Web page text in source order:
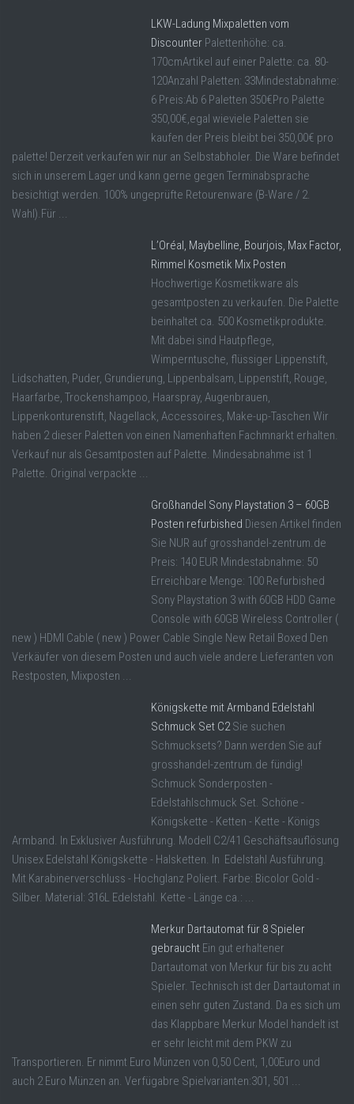
LKW-Ladung Mixpaletten vom
Discounter Palettenhöhe: ca.
170cmArtikel auf einer Palette: ca. 80-
120Anzahl Paletten: 33Mindestabnahme:
6 Preis:Ab 6 Paletten 350€Pro Palette
350,00€,egal wieviele Paletten sie
kaufen der Preis bleibt bei 350,00€ pro
palette! Derzeit verkaufen wir nur an Selbstabholer. Die Ware befindet
sich in unserem Lager und kann gerne gegen Terminabsprache
besichtigt werden. 100% ungeprüfte Retourenware (B-Ware / 2.
Wahl).Für ...
L’Oréal, Maybelline, Bourjois, Max Factor,
Rimmel Kosmetik Mix Posten
Hochwertige Kosmetikware als
gesamtposten zu verkaufen. Die Palette
beinhaltet ca. 500 Kosmetikprodukte.
Mit dabei sind Hautpflege,
Wimperntusche, flüssiger Lippenstift,
Lidschatten, Puder, Grundierung, Lippenbalsam, Lippenstift, Rouge,
Haarfarbe, Trockenshampoo, Haarspray, Augenbrauen,
Lippenkonturenstift, Nagellack, Accessoires, Make-up-Taschen Wir
haben 2 dieser Paletten von einen Namenhaften Fachmnarkt erhalten.
Verkauf nur als Gesamtposten auf Palette. Mindesabnahme ist 1
Palette. Original verpackte ...
Großhandel Sony Playstation 3 – 60GB
Posten refurbished Diesen Artikel finden
Sie NUR auf grosshandel-zentrum.de
Preis: 140 EUR Mindestabnahme: 50
Erreichbare Menge: 100 Refurbished
Sony Playstation 3 with 60GB HDD Game
Console with 60GB Wireless Controller (
new ) HDMI Cable ( new ) Power Cable Single New Retail Boxed Den
Verkäufer von diesem Posten und auch viele andere Lieferanten von
Restposten, Mixposten ...
Königskette mit Armband Edelstahl
Schmuck Set C2 Sie suchen
Schmucksets? Dann werden Sie auf
grosshandel-zentrum.de fündig!
Schmuck Sonderposten -
Edelstahlschmuck Set. Schöne -
Königskette - Ketten - Kette - Königs
Armband. In Exklusiver Ausführung. Modell C2/41 Geschäftsauflösung
Unisex Edelstahl Königskette - Halsketten. In Edelstahl Ausführung.
Mit Karabinerverschluss - Hochglanz Poliert. Farbe: Bicolor Gold -
Silber. Material: 316L Edelstahl. Kette - Länge ca.: ...
Merkur Dartautomat für 8 Spieler
gebraucht Ein gut erhaltener
Dartautomat von Merkur für bis zu acht
Spieler. Technisch ist der Dartautomat in
einen sehr guten Zustand. Da es sich um
das Klappbare Merkur Model handelt ist
er sehr leicht mit dem PKW zu
Transportieren. Er nimmt Euro Münzen von 0,50 Cent, 1,00Euro und
auch 2 Euro Münzen an. Verfügabre Spielvarianten:301, 501 ...